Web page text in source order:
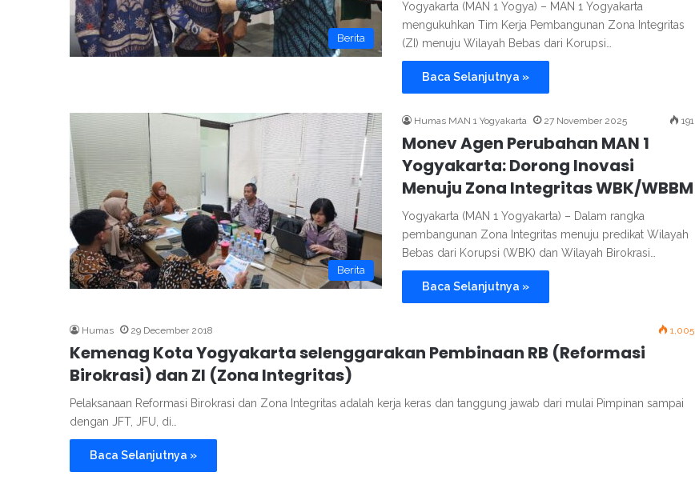
Berita
Yogyakarta (MAN 1 Yogya) – MAN 1 Yogyakarta
mengukuhkan Tim Kerja Pembangunan Zona Integritas
(ZI) menuju Wilayah Bebas dari Korupsi…
Baca Selanjutnya »
Berita
Humas MAN 1 Yogyakarta 27 November 2025 191
Monev Agen Perubahan MAN 1
Yogyakarta: Dorong Inovasi
Menuju Zona Integritas WBK/WBBM
Yogyakarta (MAN 1 Yogyakarta) – Dalam rangka
pembangunan Zona Integritas menuju predikat Wilayah
Bebas dari Korupsi (WBK) dan Wilayah Birokrasi…
Baca Selanjutnya »
Humas 29 December 2018 1,005
Kemenag Kota Yogyakarta selenggarakan Pembinaan RB (Reformasi
Birokrasi) dan ZI (Zona Integritas)
Pelaksanaan Reformasi Birokrasi dan Zona Integritas adalah kerja keras dan tanggung jawab dari mulai Pimpinan sampai
dengan JFT, JFU, di…
Baca Selanjutnya »